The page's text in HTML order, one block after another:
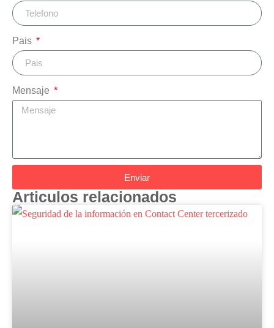
Pais
Mensaje
Enviar
Articulos relacionados